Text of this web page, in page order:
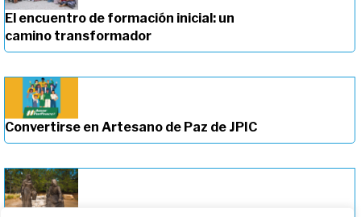
El encuentro de formación inicial: un
camino transformador
Convertirse en Artesano de Paz de JPIC